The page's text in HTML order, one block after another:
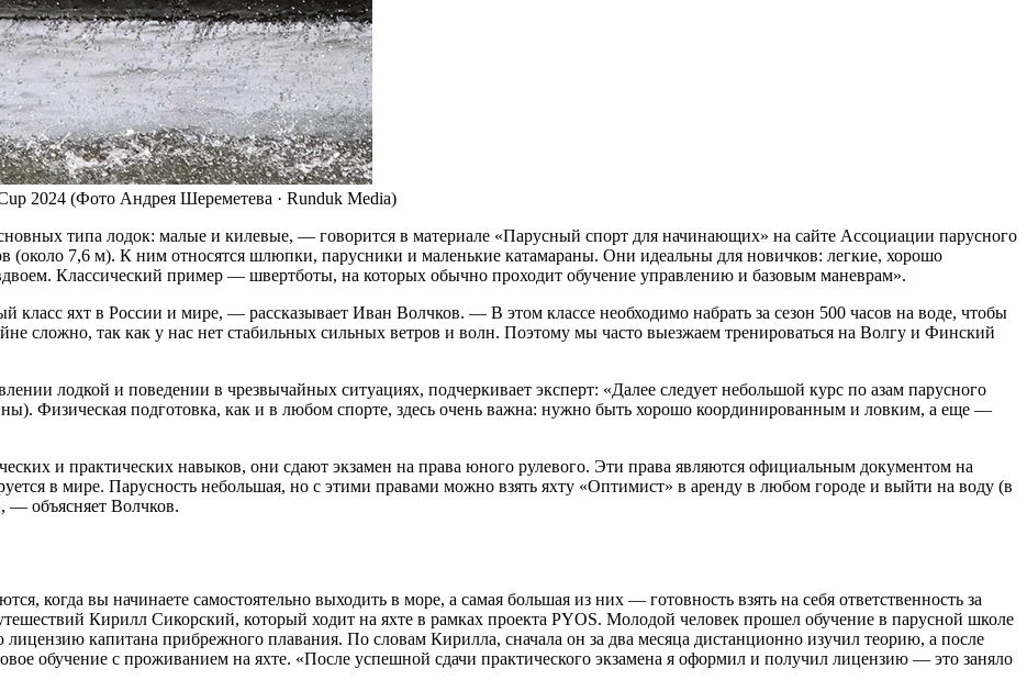
2024 (Фото Андрея Шереметева · Runduk Media)
типа лодок: малые и килевые, — говорится в материале «Парусный спорт для начинающих» на сайте Ассоциации парусного
7,6 м). К ним относятся шлюпки, парусники и маленькие катамараны. Они идеальны для новичков: легкие, хорошо
Классический пример — швертботы, на которых обычно проходит обучение управлению и базовым маневрам».
яхт в России и мире, — рассказывает Иван Волчков. — В этом классе необходимо набрать за сезон 500 часов на воде, чтобы
сложно, так как у нас нет стабильных сильных ветров и волн. Поэтому мы часто выезжаем тренироваться на Волгу и Финский
лодкой и поведении в чрезвычайных ситуациях, подчеркивает эксперт: «Далее следует небольшой курс по азам парусного
Физическая подготовка, как и в любом спорте, здесь очень важна: нужно быть хорошо координированным и ловким, а еще —
и практических навыков, они сдают экзамен на права юного рулевого. Эти права являются официальным документом на
в мире. Парусность небольшая, но с этими правами можно взять яхту «Оптимист» в аренду в любом городе и выйти на воду (в
— объясняет Волчков.
когда вы начинаете самостоятельно выходить в море, а самая большая из них — готовность взять на себя ответственность за
Кирилл Сикорский, который ходит на яхте в рамках проекта PYOS. Молодой человек прошел обучение в парусной школе
капитана прибрежного плавания. По словам Кирилла, сначала он за два месяца дистанционно изучил теорию, а после
обучение с проживанием на яхте. «После успешной сдачи практического экзамена я оформил и получил лицензию — это заняло